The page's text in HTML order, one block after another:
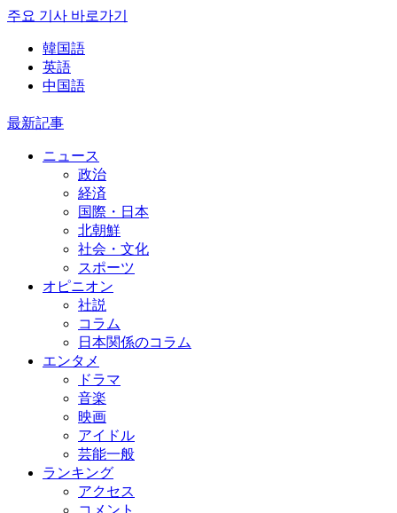
주요 기사 바로가기
韓国語
英語
中国語
最新記事
ニュース
政治
経済
国際・日本
北朝鮮
社会・文化
スポーツ
オピニオン
社説
コラム
日本関係のコラム
エンタメ
ドラマ
音楽
映画
アイドル
芸能一般
ランキング
アクセス